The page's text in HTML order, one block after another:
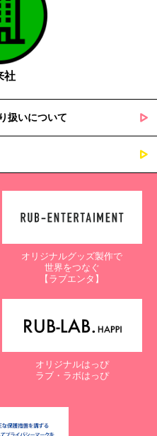
社
扱いについて
オリジナルグッズ製作で
世界をつなぐ
【ラブエンタ】
オリジナルはっぴ
ラブ・ラボはっぴ